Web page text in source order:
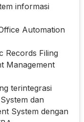
informasi
Automation
Records Filing
Management
terintegrasi
dan
System dengan